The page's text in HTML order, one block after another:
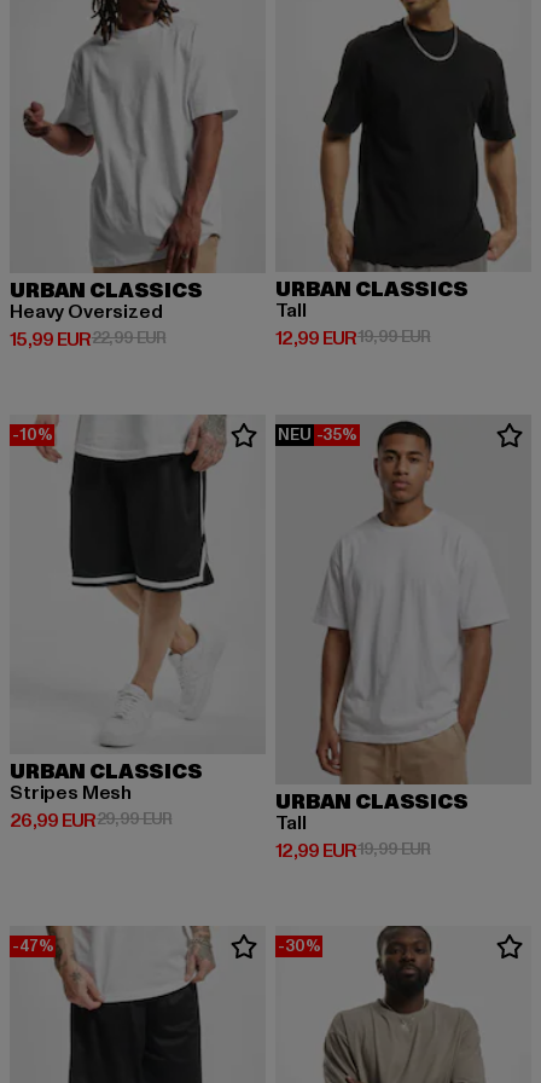
URBAN CLASSICS
Heavy Oversized
15,99 EUR
Derzeitiger Preis: 15,99 EUR
22,99 EURAktionspreis: 22,99 EUR
URBAN CLASSICS
Tall
12,99 EUR
Derzeitiger Preis: 12,99 EUR
19,99 EURAktionspreis:
-10%
URBAN CLASSICS
Stripes Mesh
26,99 EUR
Derzeitiger Preis: 26,99 EUR
29,99 EURAktionspreis: 29,99 EUR
NEU -35%
URBAN CLASSICS
Tall
12,99 EUR
Derzeitiger Preis: 12,99 EUR
19,99 EURAktionspreis:
-47% -30%